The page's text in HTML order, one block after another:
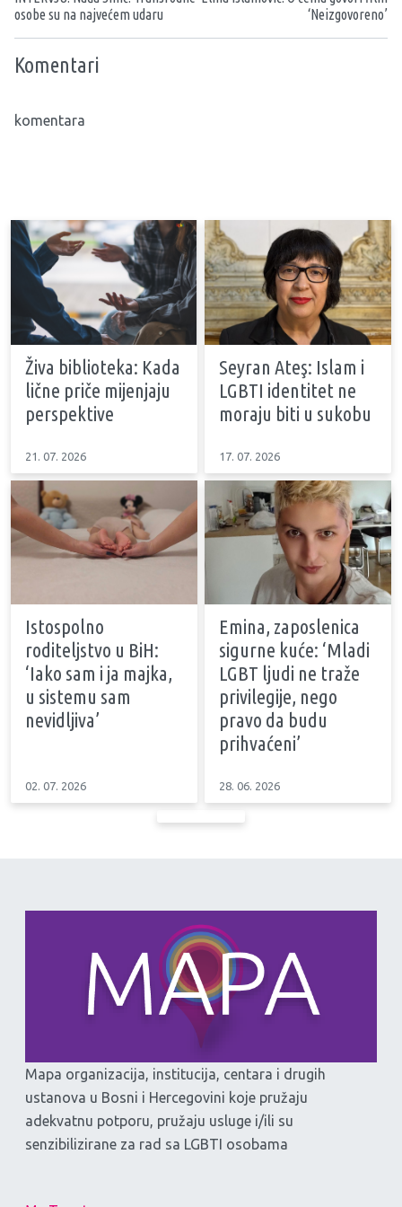
osobe su na najvećem udaru
‘Neizgovoreno’
Komentari
komentara
Živa biblioteka: Kada
lične priče mijenjaju
perspektive
21. 07. 2026
Seyran Ateş: Islam i
LGBTI identitet ne
moraju biti u sukobu
17. 07. 2026
Istospolno
roditeljstvo u BiH:
‘Iako sam i ja majka,
u sistemu sam
nevidljiva’
02. 07. 2026
Emina, zaposlenica
sigurne kuće: ‘Mladi
LGBT ljudi ne traže
privilegije, nego
pravo da budu
prihvaćeni’
28. 06. 2026
Mapa organizacija, institucija, centara i drugih
ustanova u Bosni i Hercegovini koje pružaju
adekvatnu potporu, pružaju usluge i/ili su
senzibilizirane za rad sa LGBTI osobama